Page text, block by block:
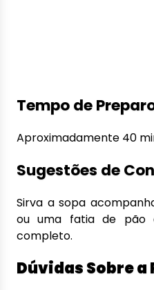
Tempo de
Aproximadamente 40
Sugestões de
Sirva a sopa
ou uma fatia de pão
completo.
Dúvidas Sobre a